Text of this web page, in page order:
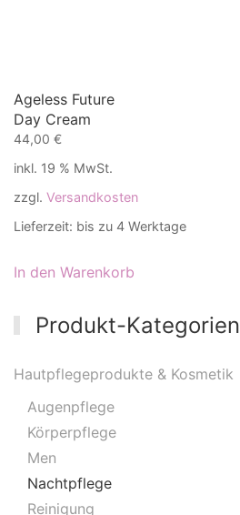
Ageless Future
Day Cream
44,00 €
inkl. 19 % MwSt.
zzgl. Versandkosten
Lieferzeit: bis zu 4 Werktage
In den Warenkorb
Produkt-Kategorien
Hautpflegeprodukte & Kosmetik
Augenpflege
Körperpflege
Men
Nachtpflege
Reinigung